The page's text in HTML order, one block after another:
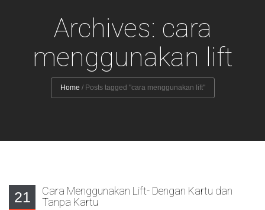
Archives: cara
menggunakan lift
Home / Posts tagged "cara menggunakan lift"
21
Cara Menggunakan Lift- Dengan Kartu dan
Tanpa Kartu